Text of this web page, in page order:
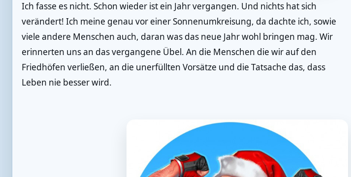
Ich fasse es nicht. Schon wieder ist ein Jahr vergangen. Und nichts hat sich
verändert! Ich meine genau vor einer Sonnenumkreisung, da dachte ich, sowie
viele andere Menschen auch, daran was das neue Jahr wohl bringen mag. Wir
erinnerten uns an das vergangene Übel. An die Menschen die wir auf den
Friedhöfen verließen, an die unerfüllten Vorsätze und die Tatsache das, dass
Leben nie besser wird.